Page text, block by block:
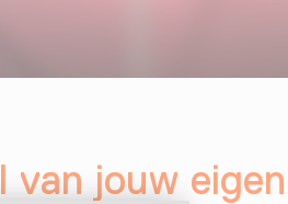
jouw eigen